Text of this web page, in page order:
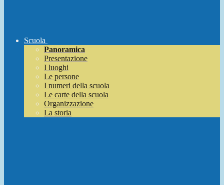
Scuola
Panoramica
Presentazione
I luoghi
Le persone
I numeri della scuola
Le carte della scuola
Organizzazione
La storia